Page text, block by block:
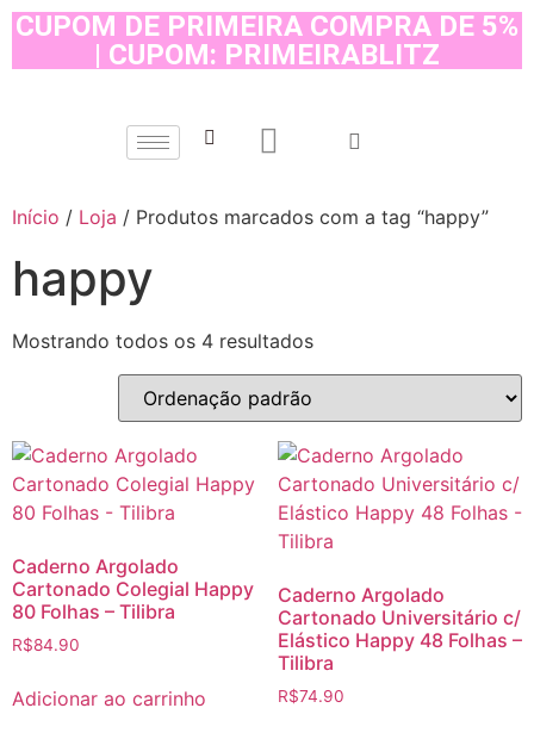
CUPOM DE PRIMEIRA COMPRA DE 5%
| CUPOM: PRIMEIRABLITZ
Início / Loja / Produtos marcados com a tag “happy”
happy
Mostrando todos os 4 resultados
Caderno Argolado
Cartonado Colegial Happy
80 Folhas – Tilibra
R$84.90
Adicionar ao carrinho
Caderno Argolado
Cartonado Universitário c/
Elástico Happy 48 Folhas –
Tilibra
R$74.90